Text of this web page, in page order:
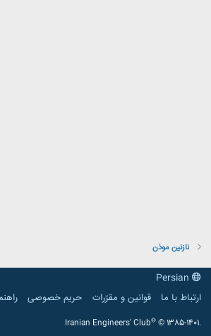
نازنین موذن
ارتباط با ما
قوانین و مقرّرات حریم خصوصی
Iranian Engineers' Club® © 1385-1401.